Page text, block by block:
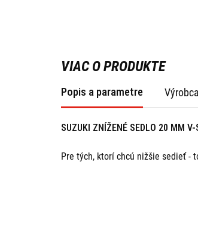
VIAC O PRODUKTE
Popis a parametre Výrobca
SUZUKI ZNÍŽENÉ SEDLO 20 MM
Pre tých, ktorí chcú nižšie sedieť -